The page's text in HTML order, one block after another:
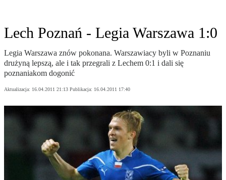
Lech Poznań - Legia Warszawa 1:0
Legia Warszawa znów pokonana. Warszawiacy byli w Poznaniu
drużyną lepszą, ale i tak przegrali z Lechem 0:1 i dali się
poznaniakom dogonić
Aktualizacja: 16.04.2011 21:13 Publikacja: 16.04.2011 17:40